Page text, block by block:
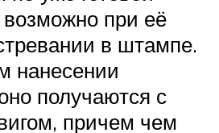
при её
в штампе.
нанесении
получаются с
причем чем